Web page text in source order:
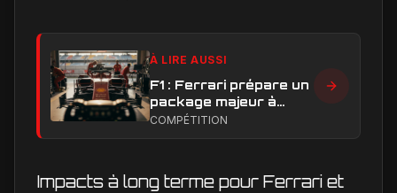
À LIRE AUSSI
F1 : Ferrari prépare un
package majeur à
Barcelone, un test
COMPÉTITION
Impacts à long terme pour Ferrari et